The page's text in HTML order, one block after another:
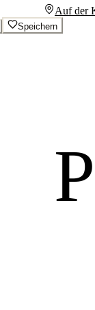
Auf der
Speichern